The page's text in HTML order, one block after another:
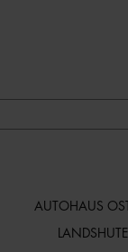
AUTOHAUS